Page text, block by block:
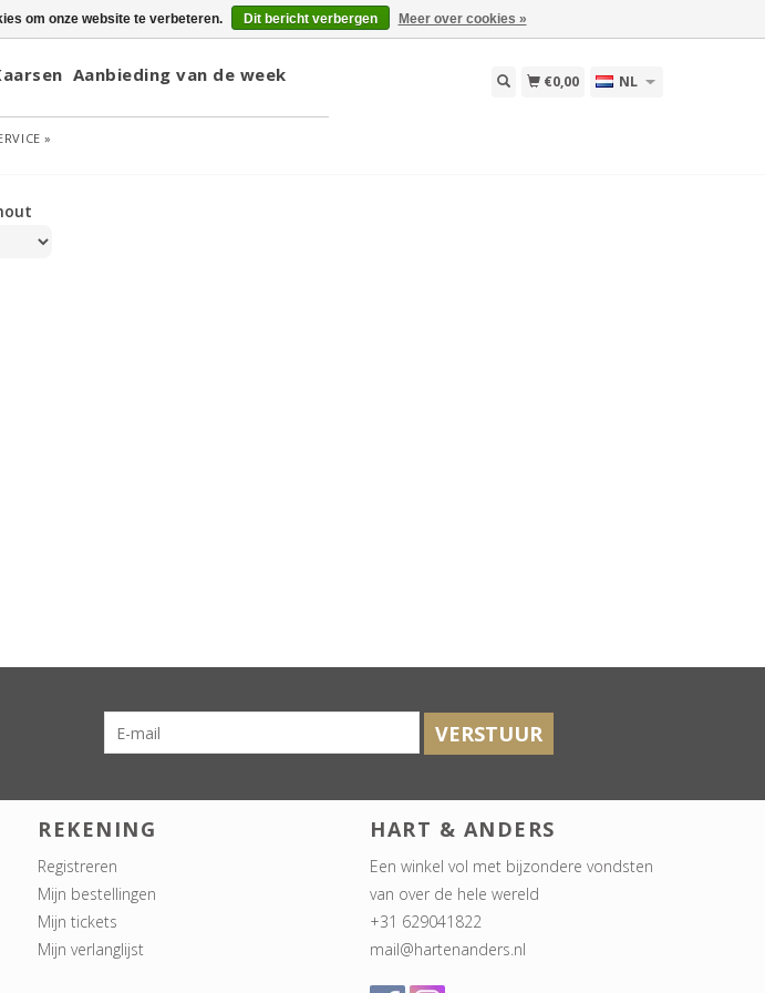
Aanbieding van de week
»
€0,00 NL
VERSTUUR
REKENING
Registreren
Mijn bestellingen
Mijn tickets
Mijn verlanglijst
HART & ANDERS
Een winkel vol met bijzondere vondsten
van over de hele wereld
+31 629041822
mail@hartenanders.nl
om onze website te verbeteren. Dit bericht verbergen Meer over cookies »